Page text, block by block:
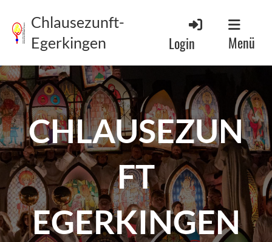
Chlausezunft-
Egerkingen
Login Menü
CHLAUSEZUN
FT
EGERKINGEN